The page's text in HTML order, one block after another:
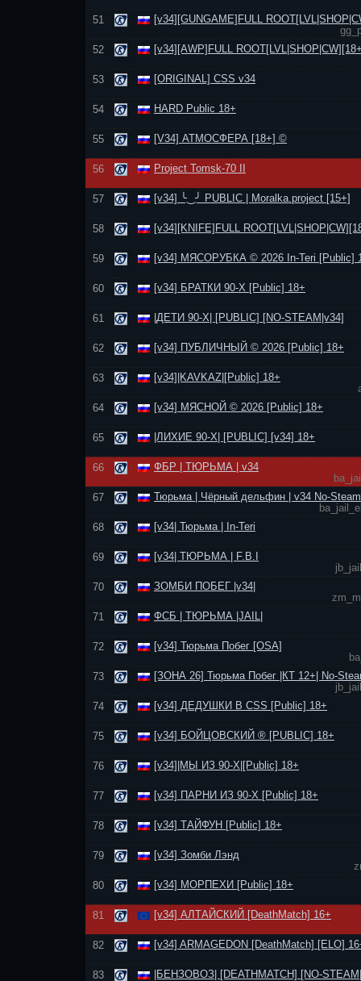
51
[v34][GUNGAME]FULL
52
[v34][AWP]FULL
53 [ORIGINAL] CSS v34
54 HARD Public 18+
55 [V34] АТМОСФЕРА [18+] ©
56 Project Tomsk-70 II
57 [v34] ╰‿╯ PUBLIC | Moralka.project [15+]
58 [v34][KNIFE]FULL
59 [v34] МЯСОРУБКА © 2026 In-Teri [Public]
60 [v34] БРАТКИ 90-Х [Public] 18+
61 |ДЕТИ 90-Х| [PUBLIC] [NO-STEAM|v34]
62 [v34] ПУБЛИЧНЫЙ © 2026 [Public] 18+
63
[v34]|KAVKAZ|[Public] 18+
64
[v34] МЯСНОЙ © 2026 [Public] 18+
65 |ЛИХИЕ 90-Х| [PUBLIC] [v34] 18+
66
ФБР | ТЮРЬМА | v34
67
Тюрьма | Чёрный дельфин | v34 No-Steam
68
[v34| Тюрьма | In-Teri
69
[v34| ТЮРЬМА | F.B.I
70
ЗОМБИ ПОБЕГ |v34|
71
ФСБ | ТЮРЬМА |JAIL|
72
[v34] Тюрьма Побег [OSA]
73
[ЗОНА 26] Тюрьма Побег |КТ 12+| No-
74
[v34] ДЕДУШКИ В CSS [Public] 18+
75 [v34] БОЙЦОВСКИЙ ® [PUBLIC] 18+
76 [v34]|МЫ ИЗ 90-Х|[Public] 18+
77 [v34] ПАРНИ ИЗ 90-Х [Public] 18+
78 [v34] ТАЙФУН [Public] 18+
79
[v34] Зомби Лэнд
80
[v34] МОРПЕХИ [Public] 18+
81 [v34] АЛТАЙСКИЙ [DeathMatch] 16+
82 [v34] ARMAGEDON [DeathMatch] [ELO]
83 |БЕНЗОВОЗ| [DEATHMATCH] [NO-